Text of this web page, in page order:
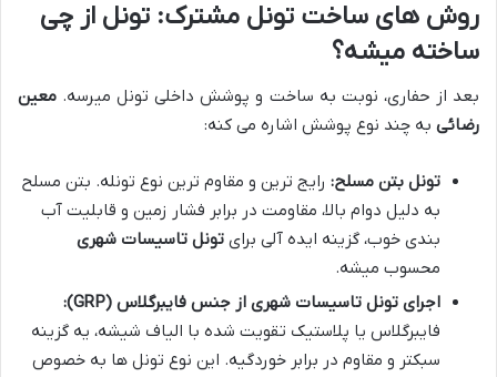
روش های ساخت تونل مشترک: تونل از چی
ساخته میشه؟
بعد از حفاری، نوبت به ساخت و پوشش داخلی تونل میرسه. معین
رضائی به چند نوع پوشش اشاره می کنه:
تونل بتن مسلح: رایج ترین و مقاوم ترین نوع تونله. بتن مسلح
به دلیل دوام بالا، مقاومت در برابر فشار زمین و قابلیت آب
بندی خوب، گزینه ایده آلی برای تونل تاسیسات شهری
محسوب میشه.
اجرای تونل تاسیسات شهری از جنس فایبرگلاس (GRP):
فایبرگلاس یا پلاستیک تقویت شده با الیاف شیشه، یه گزینه
سبکتر و مقاوم در برابر خوردگیه. این نوع تونل ها به خصوص